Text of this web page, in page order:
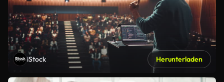
iStock Herunterladen